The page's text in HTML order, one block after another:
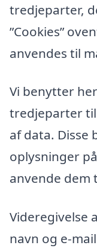
tredjeparter,
”Cookies”
anvendes til
Vi benytter
tredjeparter
af data. Disse
oplysninger
anvende dem
Videregivelse
navn og e-